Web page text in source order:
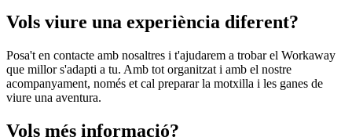
Vols viure una experiència diferent?
Posa't en contacte amb nosaltres i t'ajudarem a trobar el Workaway
que millor s'adapti a tu. Amb tot organitzat i amb el nostre
acompanyament, només et cal preparar la motxilla i les ganes de
viure una aventura.
Vols més informació?